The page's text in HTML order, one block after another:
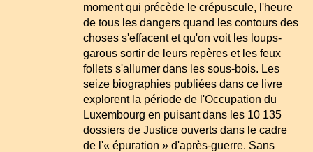
moment qui précède le crépuscule, l'heure
de tous les dangers quand les contours des
choses s'effacent et qu'on voit les loups-
garous sortir de leurs repères et les feux
follets s'allumer dans les sous-bois. Les
seize biographies publiées dans ce livre
explorent la période de l'Occupation du
Luxembourg en puisant dans les 10 135
dossiers de Justice ouverts dans le cadre
de l'« épuration » d'après-guerre. Sans